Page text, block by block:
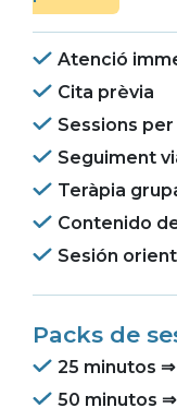
Atenció
Cita prèvia
Sessions
Seguiment
Teràpia
Contenido
Sesión
Packs de
25 minutos ⇒
50 minutos ⇒